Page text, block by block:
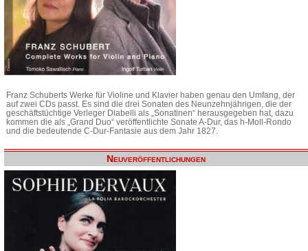
Franz Schuberts Werke für Violine und Klavier haben genau den Umfang, der
auf zwei CDs passt. Es sind die drei Sonaten des Neunzehnjährigen, die der
geschäftstüchtige Verleger Diabelli als „Sonatinen“ herausgegeben hat, dazu
kommen die als „Grand Duo“ veröffentlichte Sonate A-Dur, das h-Moll-Rondo
und die bedeutende C-Dur-Fantasie aus dem Jahr 1827.
Neuveröffentlichungen